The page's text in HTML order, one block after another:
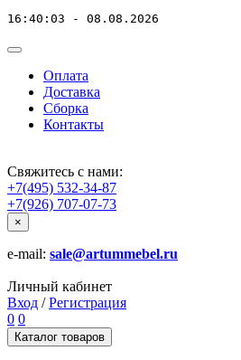
16:40:03 - 08.08.2026
Оплата
Доставка
Сборка
Контакты
Свяжитесь с нами:
+7(495) 532-34-87
+7(926) 707-07-73
×
e-mail: sale@artummebel.ru
Личный кабинет
Вход / Регистрация
0 0
Каталог товаров